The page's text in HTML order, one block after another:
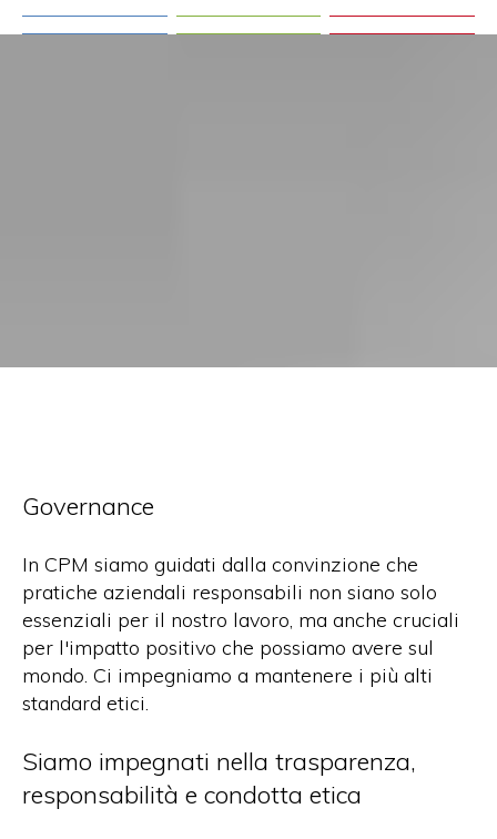
Governance
In CPM siamo guidati dalla convinzione che
pratiche aziendali responsabili non siano solo
essenziali per il nostro lavoro, ma anche cruciali
per l'impatto positivo che possiamo avere sul
mondo. Ci impegniamo a mantenere i più alti
standard etici.
Siamo impegnati nella trasparenza,
responsabilità e condotta etica